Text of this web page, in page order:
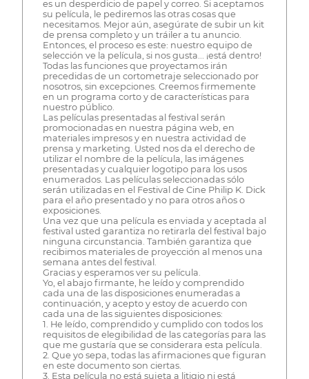
es un desperdicio de papel y correo. Si aceptamos
su película, le pediremos las otras cosas que
necesitamos. Mejor aún, asegúrate de subir un kit
de prensa completo y un tráiler a tu anuncio.
Entonces, el proceso es este: nuestro equipo de
selección ve la película, si nos gusta... ¡está dentro!
Todas las funciones que proyectamos irán
precedidas de un cortometraje seleccionado por
nosotros, sin excepciones. Creemos firmemente
en un programa corto y de características para
nuestro público.
Las películas presentadas al festival serán
promocionadas en nuestra página web, en
materiales impresos y en nuestra actividad de
prensa y marketing. Usted nos da el derecho de
utilizar el nombre de la película, las imágenes
presentadas y cualquier logotipo para los usos
enumerados. Las películas seleccionadas sólo
serán utilizadas en el Festival de Cine Philip K. Dick
para el año presentado y no para otros años o
exposiciones.
Una vez que una película es enviada y aceptada al
festival usted garantiza no retirarla del festival bajo
ninguna circunstancia. También garantiza que
recibimos materiales de proyección al menos una
semana antes del festival.
Gracias y esperamos ver su película.
Yo, el abajo firmante, he leído y comprendido
cada una de las disposiciones enumeradas a
continuación, y acepto y estoy de acuerdo con
cada una de las siguientes disposiciones:
1. He leído, comprendido y cumplido con todos los
requisitos de elegibilidad de las categorías para las
que me gustaría que se considerara esta película.
2. Que yo sepa, todas las afirmaciones que figuran
en este documento son ciertas.
3. Esta película no está sujeta a litigio ni está